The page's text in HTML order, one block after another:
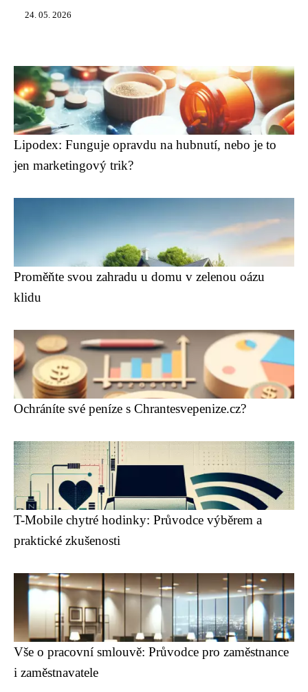
24. 05. 2026
Lipodex: Funguje opravdu na hubnutí, nebo je to
jen marketingový trik?
Proměňte svou zahradu u domu v zelenou oázu
klidu
Ochráníte své peníze s Chrantesvepenize.cz?
T-Mobile chytré hodinky: Průvodce výběrem a
praktické zkušenosti
Vše o pracovní smlouvě: Průvodce pro zaměstnance
i zaměstnavatele